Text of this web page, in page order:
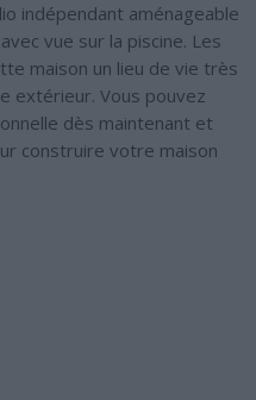
indépendant aménageable
vue sur la piscine. Les
maison un lieu de vie très
extérieur. Vous pouvez
dès maintenant et
construire votre maison